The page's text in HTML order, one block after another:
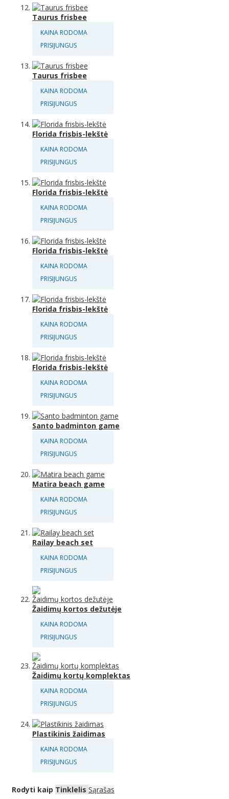
Taurus frisbee
KAINA RODOMA
PRISIJUNGUS
Taurus frisbee
KAINA RODOMA
PRISIJUNGUS
Florida frisbis-lekštė
KAINA RODOMA
PRISIJUNGUS
Florida frisbis-lekštė
KAINA RODOMA
PRISIJUNGUS
Florida frisbis-lekštė
KAINA RODOMA
PRISIJUNGUS
Florida frisbis-lekštė
KAINA RODOMA
PRISIJUNGUS
Florida frisbis-lekštė
KAINA RODOMA
PRISIJUNGUS
Santo badminton game
KAINA RODOMA
PRISIJUNGUS
Matira beach game
KAINA RODOMA
PRISIJUNGUS
Railay beach set
KAINA RODOMA
PRISIJUNGUS
Žaidimų kortos dežutėje
KAINA RODOMA
PRISIJUNGUS
Žaidimų kortų komplektas
KAINA RODOMA
PRISIJUNGUS
Plastikinis žaidimas
KAINA RODOMA
PRISIJUNGUS
Rodyti kaip Tinklelis Sąrašas